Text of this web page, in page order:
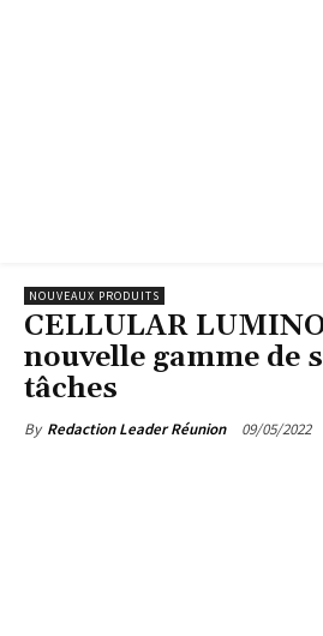
NOUVEAUX PRODUITS
CELLULAR
nouvelle gamme de
tâches
By Redaction Leader Réunion 09/05/2022